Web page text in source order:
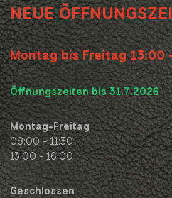
NEUE
Montag bis Freitag 13:00
Öffnungszeiten bis 31.7.2026
Montag-Freitag
08:00 - 11:30
13:00 - 16:00
Geschlossen